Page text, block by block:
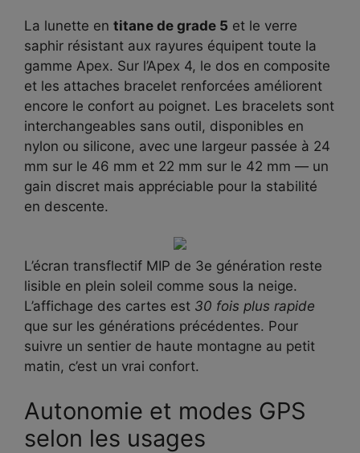
La lunette en titane de grade 5 et le verre
saphir résistant aux rayures équipent toute la
gamme Apex. Sur l’Apex 4, le dos en composite
et les attaches bracelet renforcées améliorent
encore le confort au poignet. Les bracelets sont
interchangeables sans outil, disponibles en
nylon ou silicone, avec une largeur passée à 24
mm sur le 46 mm et 22 mm sur le 42 mm — un
gain discret mais appréciable pour la stabilité
en descente.
L’écran transflectif MIP de 3e génération reste
lisible en plein soleil comme sous la neige.
L’affichage des cartes est 30 fois plus rapide
que sur les générations précédentes. Pour
suivre un sentier de haute montagne au petit
matin, c’est un vrai confort.
Autonomie et modes GPS
selon les usages